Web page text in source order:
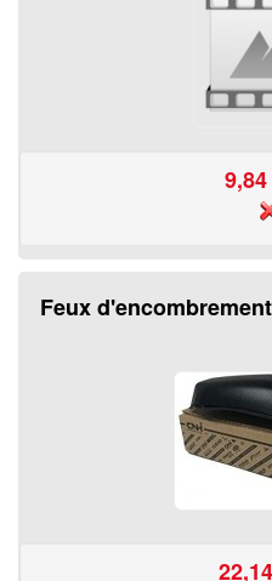
9,84
Feux
22,14